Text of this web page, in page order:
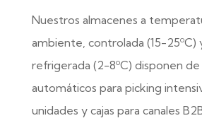
Nuestros almacenes a
ambiente, controlada (15-25ºC)
refrigerada (2-8ºC) disponen de
automáticos para picking
unidades y cajas para canales